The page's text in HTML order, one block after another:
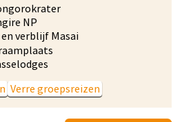
NP
verblijf Masai
Verre groepsreizen